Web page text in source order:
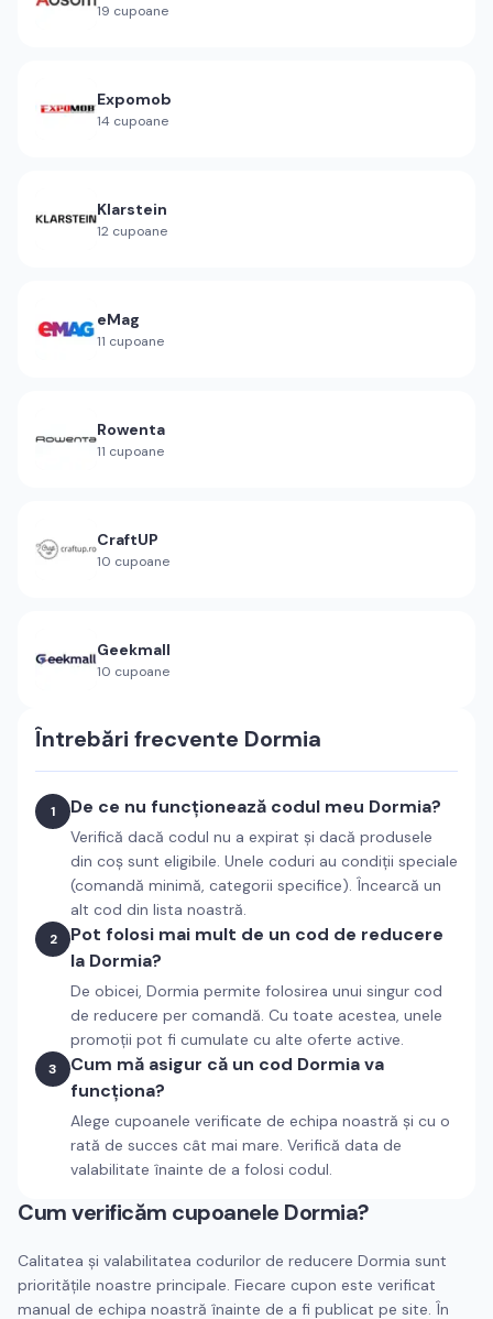
19 cupoane
Expomob
14 cupoane
Klarstein
12 cupoane
eMag
11 cupoane
Rowenta
11 cupoane
CraftUP
10 cupoane
Geekmall
10 cupoane
Întrebări frecvente Dormia
1 De ce nu funcționează codul meu Dormia?
Verifică dacă codul nu a expirat și dacă produsele
din coș sunt eligibile. Unele coduri au condiții speciale
(comandă minimă, categorii specifice). Încearcă un
alt cod din lista noastră.
2
Pot folosi mai mult de un cod de reducere
la Dormia?
De obicei, Dormia permite folosirea unui singur cod
de reducere per comandă. Cu toate acestea, unele
promoții pot fi cumulate cu alte oferte active.
3
Cum mă asigur că un cod Dormia va
funcționa?
Alege cupoanele verificate de echipa noastră și cu o
rată de succes cât mai mare. Verifică data de
valabilitate înainte de a folosi codul.
Cum verificăm cupoanele Dormia?
Calitatea și valabilitatea codurilor de reducere Dormia sunt
prioritățile noastre principale. Fiecare cupon este verificat
manual de echipa noastră înainte de a fi publicat pe site. În